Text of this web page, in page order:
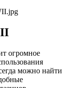
огромное
можно найти